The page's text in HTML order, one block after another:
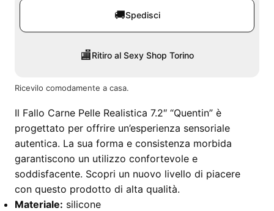
🚚Spedisci
🏬Ritiro al Sexy Shop Torino
Ricevilo comodamente a casa.
Il Fallo Carne Pelle Realistica 7.2″ “Quentin” è
progettato per offrire un’esperienza sensoriale
autentica. La sua forma e consistenza morbida
garantiscono un utilizzo confortevole e
soddisfacente. Scopri un nuovo livello di piacere
con questo prodotto di alta qualità.
Materiale: silicone